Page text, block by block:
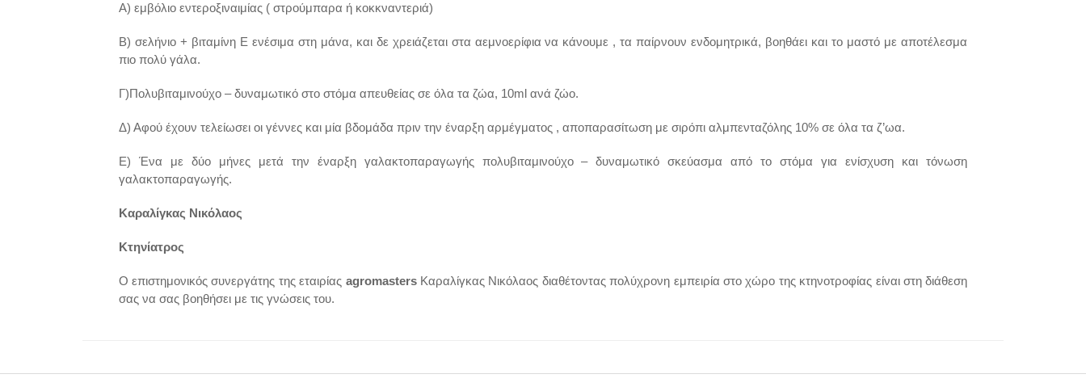
Α) εμβόλιο εντεροξιναιμίας ( στρούμπαρα ή κοκκναντεριά)
Β) σελήνιο + βιταμίνη Ε ενέσιμα στη μάνα, και δε χρειάζεται στα αεμνοερίφια να κάνουμε , τα παίρνουν ενδομητρικά, βοηθάει και το μαστό με αποτέλεσμα
πιο πολύ γάλα.
Γ)Πολυβιταμινούχο – δυναμωτικό στο στόμα απευθείας σε όλα τα ζώα, 10ml ανά ζώο.
Δ) Αφού έχουν τελείωσει οι γέννες και μία βδομάδα πριν την έναρξη αρμέγματος , αποπαρασίτωση με σιρόπι αλμπενταζόλης 10% σε όλα τα ζ’ωα.
Ε) Ένα με δύο μήνες μετά την έναρξη γαλακτοπαραγωγής πολυβιταμινούχο – δυναμωτικό σκεύασμα από το στόμα για ενίσχυση και τόνωση
γαλακτοπαραγωγής.
Καραλίγκας Νικόλαος
Κτηνίατρος
Ο επιστημονικός συνεργάτης της εταιρίας agromastersΚαραλίγκας Νικόλαος διαθέτοντας πολύχρονη εμπειρία στο χώρο της κτηνοτροφίας είναι στη διάθεση
σας να σας βοηθήσει με τις γνώσεις του.